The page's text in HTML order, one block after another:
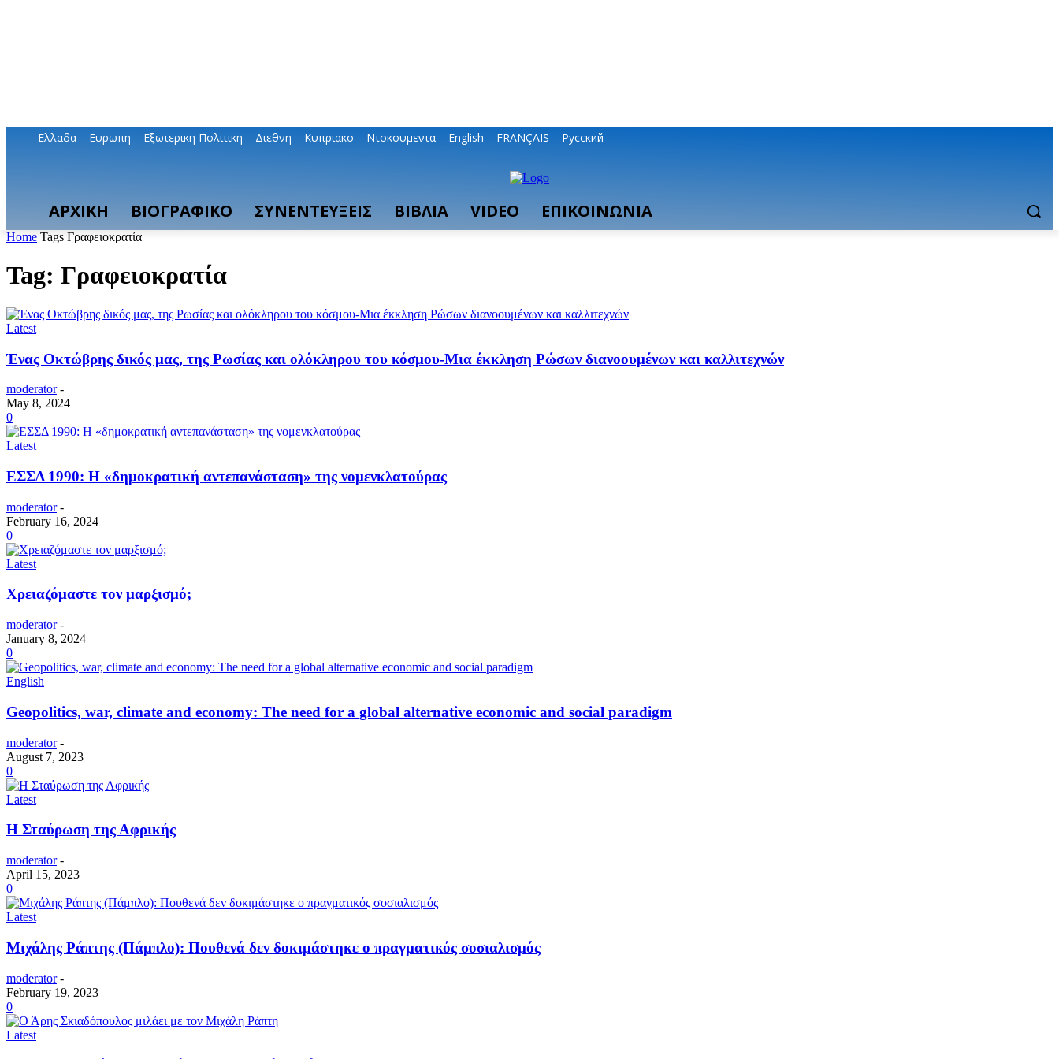
Ελλαδα Ευρωπη Εξωτερικη Πολιτικη Διεθνη Κυπριακο Ντοκουμεντα English FRANÇAIS Русский
ΑΡΧΙΚΗ ΒΙΟΓΡΑΦΙΚΟ ΣΥΝΕΝΤΕΥΞΕΙΣ ΒΙΒΛΙΑ VIDEO ΕΠΙΚΟΙΝΩΝΙΑ
Home Tags Γραφειοκρατία
Tag: Γραφειοκρατία
Latest
Ένας Οκτώβρης δικός μας, της Ρωσίας και ολόκληρου του κόσμου-Μια έκκληση Ρώσων διανοουμένων και καλλιτεχνών
moderator -
May 8, 2024
0
Latest
ΕΣΣΔ 1990: Η «δημοκρατική αντεπανάσταση» της νομενκλατούρας
moderator -
February 16, 2024
0
Latest
Χρειαζόμαστε τον μαρξισμό;
moderator -
January 8, 2024
0
English
Geopolitics, war, climate and economy: The need for a global alternative economic and social paradigm
moderator -
August 7, 2023
0
Latest
H Σταύρωση της Αφρικής
moderator -
April 15, 2023
0
Latest
Μιχάλης Ράπτης (Πάμπλο): Πουθενά δεν δοκιμάστηκε ο πραγματικός σοσιαλισμός
moderator -
February 19, 2023
0
Latest